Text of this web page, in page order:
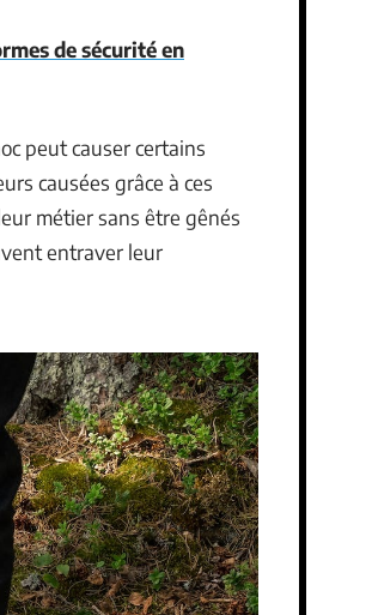
de sécurité en
peut causer certains
causées grâce à ces
métier sans être gênés
entraver leur